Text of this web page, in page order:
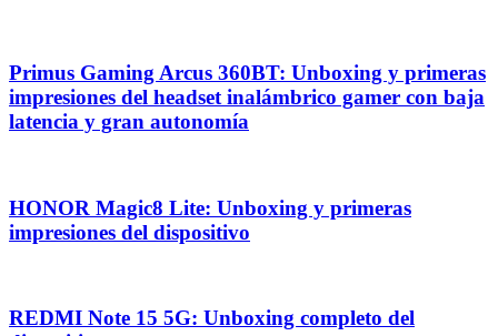
Primus Gaming Arcus 360BT: Unboxing y primeras
impresiones del headset inalámbrico gamer con baja
latencia y gran autonomía
HONOR Magic8 Lite: Unboxing y primeras
impresiones del dispositivo
REDMI Note 15 5G: Unboxing completo del